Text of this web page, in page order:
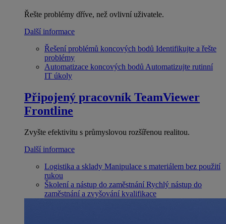
Řešte problémy dříve, než ovlivní uživatele.
Další informace
Řešení problémů koncových bodů Identifikujte a řešte
problémy
Automatizace koncových bodů Automatizujte rutinní
IT úkoly
Připojený pracovník TeamViewer
Frontline
Zvyšte efektivitu s průmyslovou rozšířenou realitou.
Další informace
Logistika a sklady Manipulace s materiálem bez použití
rukou
Školení a nástup do zaměstnání Rychlý nástup do
zaměstnání a zvyšování kvalifikace